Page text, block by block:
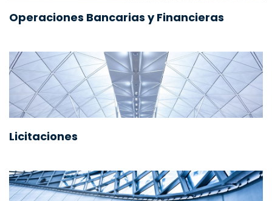
Operaciones Bancarias y Financieras
Licitaciones